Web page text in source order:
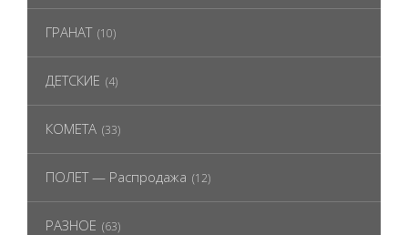
ГРАНАТ (10)
ДЕТСКИЕ (4)
КОМЕТА (33)
ПОЛЕТ — Распродажа (12)
РАЗНОЕ (63)